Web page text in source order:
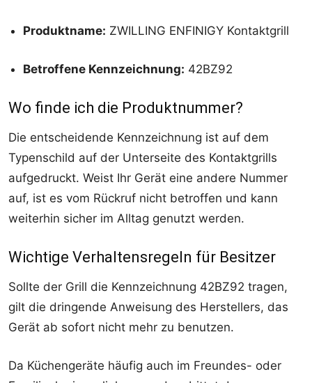
Produktname: ZWILLING ENFINIGY Kontaktgrill
Betroffene Kennzeichnung: 42BZ92
Wo finde ich die Produktnummer?
Die entscheidende Kennzeichnung ist auf dem
Typenschild auf der Unterseite des Kontaktgrills
aufgedruckt. Weist Ihr Gerät eine andere Nummer
auf, ist es vom Rückruf nicht betroffen und kann
weiterhin sicher im Alltag genutzt werden.
Wichtige Verhaltensregeln für Besitzer
Sollte der Grill die Kennzeichnung 42BZ92 tragen,
gilt die dringende Anweisung des Herstellers, das
Gerät ab sofort nicht mehr zu benutzen.
Da Küchengeräte häufig auch im Freundes- oder